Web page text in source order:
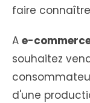
faire
A e-
souhaitez
d'une